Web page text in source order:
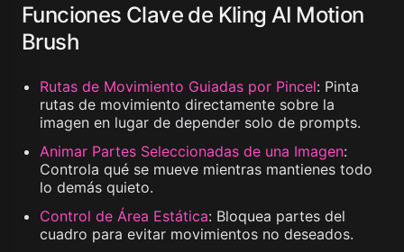
Funciones Clave de Kling AI Motion
Brush
Rutas de Movimiento Guiadas por Pincel: Pinta
rutas de movimiento directamente sobre la
imagen en lugar de depender solo de prompts.
Animar Partes Seleccionadas de una Imagen:
Controla qué se mueve mientras mantienes todo
lo demás quieto.
Control de Área Estática: Bloquea partes del
cuadro para evitar movimientos no deseados.